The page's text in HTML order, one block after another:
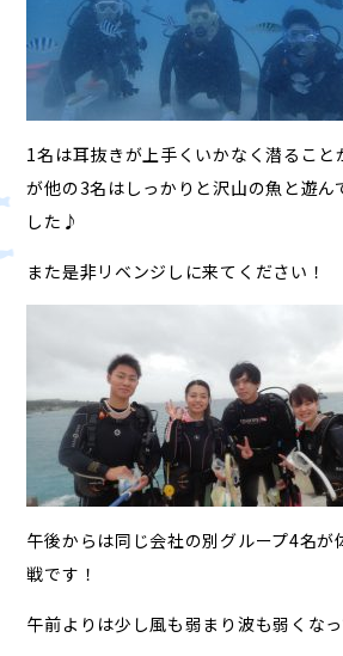
1名は耳抜きが上手くいかなく潜ること
が他の3名はしっかりと沢山の魚と遊ん
した♪
また是非リベンジしに来てください！
午後からは同じ会社の別グループ4名が
戦です！
午前よりは少し風も弱まり波も弱くな